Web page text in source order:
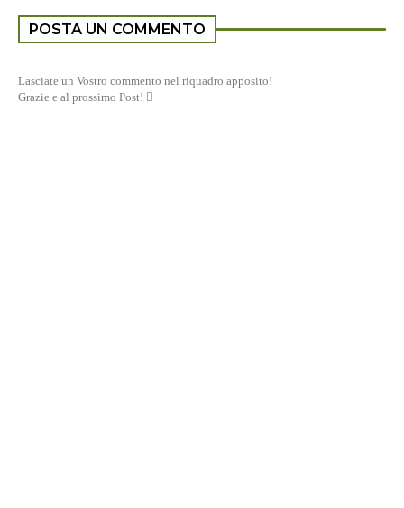
POSTA UN COMMENTO
Lasciate un Vostro commento nel riquadro apposito!
Grazie e al prossimo Post! 